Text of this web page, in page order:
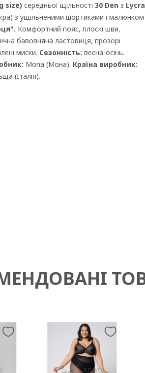
size) середньої щільності 30 Den з Lycra
з ущільненими шортиками і малюнком
Комфортний пояс, плоскі шви,
бавовняна ластовиця, прозорі
миски. Сезонність: весна-осінь.
Mona (Мона). Країна виробник:
(Італія).